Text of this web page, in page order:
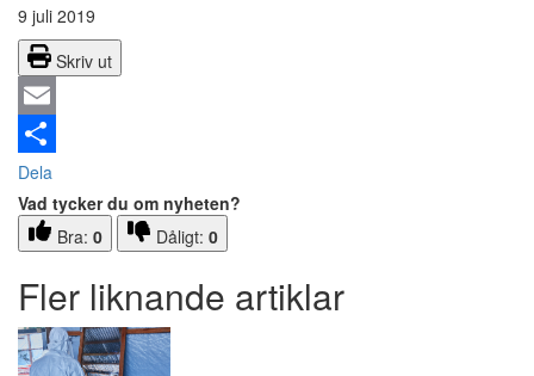
9 juli 2019
Skriv ut
Email
Dela
Vad tycker du om nyheten?
Bra: 0 Dåligt: 0
Fler liknande artiklar